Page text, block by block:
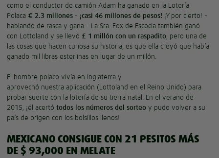
como el conductor de camión Adam ha ganado en la Lotería
Polaca € 2.3 millones - ¡casi 46 millones de pesos! ¡Y por cierto! -
hablando de rasca y gana - La Sra. Fox de Escocia también ganó
con Lottoland y se llevó £ 1 millón con un raspadito, pero una de
las cosas que hacen curiosa su historia, es que ella creyó que había
ganado mil libras esterlinas en lugar de un millón.
El hombre polaco vivía en Inglaterra y
aprovechó nuestra aplicación (Lottoland en el Reino Unido) para
probar suerte con la lotería de su tierra natal. En el verano de
2015, ¡él acertó todos los números del sorteo y pudo volver a su
país de origen con los bolsillos llenos!
MEXICANO CONSIGUE CON 21 PESITOS MÁS
DE $ 93,000 EN MELATE